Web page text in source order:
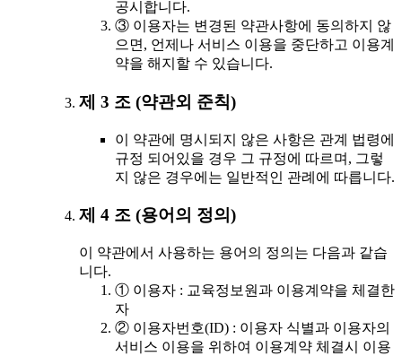
공시합니다.
③ 이용자는 변경된 약관사항에 동의하지 않
으면, 언제나 서비스 이용을 중단하고 이용계
약을 해지할 수 있습니다.
제 3 조 (약관외 준칙)
이 약관에 명시되지 않은 사항은 관계 법령에
규정 되어있을 경우 그 규정에 따르며, 그렇
지 않은 경우에는 일반적인 관례에 따릅니다.
제 4 조 (용어의 정의)
이 약관에서 사용하는 용어의 정의는 다음과 같습
니다.
① 이용자 : 교육정보원과 이용계약을 체결한
자
② 이용자번호(ID) : 이용자 식별과 이용자의
서비스 이용을 위하여 이용계약 체결시 이용